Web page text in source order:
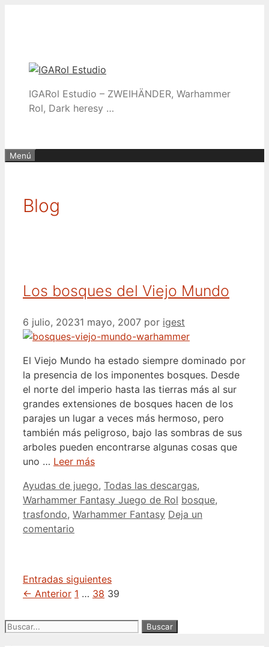
IGARol Estudio – ZWEIHÄNDER, Warhammer
Rol, Dark heresy …
Menú
Blog
Los bosques del Viejo Mundo
6 julio, 20231 mayo, 2007 por igest
El Viejo Mundo ha estado siempre dominado por
la presencia de los imponentes bosques. Desde
el norte del imperio hasta las tierras más al sur
grandes extensiones de bosques hacen de los
parajes un lugar a veces más hermoso, pero
también más peligroso, bajo las sombras de sus
arboles pueden encontrarse algunas cosas que
uno … Leer más
Categorías
Ayudas de juego, Todas las descargas,
Warhammer Fantasy Juego de Rol Etiquetas
bosque,
trasfondo, Warhammer Fantasy Deja un
comentario
Entradas siguientes
← Anterior Página
1 … Página
38 Página
39
Buscar: